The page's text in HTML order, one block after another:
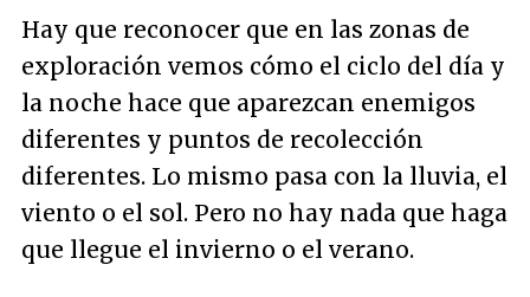
Hay que reconocer que en las zonas de
exploración vemos cómo el ciclo del día y
la noche hace que aparezcan enemigos
diferentes y puntos de recolección
diferentes. Lo mismo pasa con la lluvia, el
viento o el sol. Pero no hay nada que haga
que llegue el invierno o el verano.